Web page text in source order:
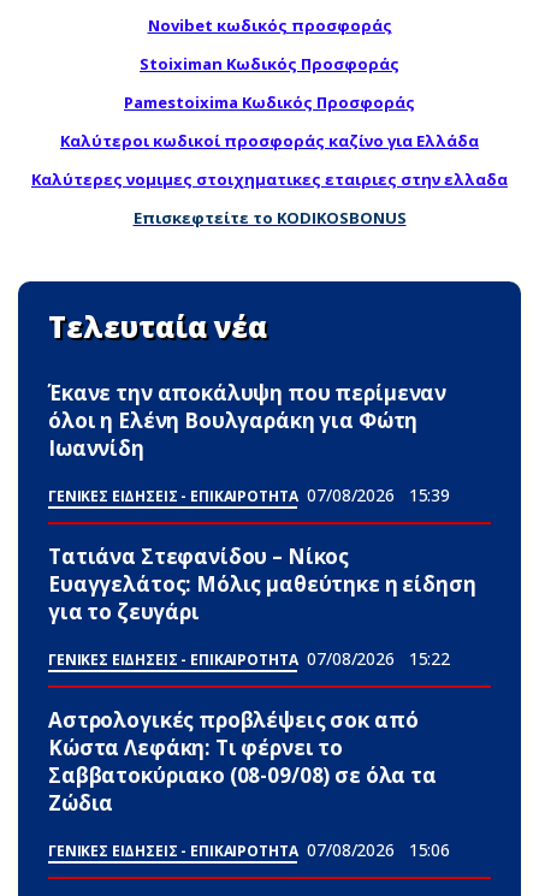
Novibet κωδικός προσφοράς
Stoiximan Κωδικός Προσφοράς
Pamestoixima Κωδικός Προσφοράς
Καλύτεροι κωδικοί προσφοράς καζίνο για Ελλάδα
Καλύτερες νομιμες στοιχηματικες εταιριες στην ελλαδα
Επισκεφτείτε το KODIKOSBONUS
Τελευταία νέα
Έκανε την αποκάλυψη που περίμεναν
όλοι η Ελένη Βουλγαράκη για Φώτη
Ιωαννίδη
ΓΕΝΙΚΕΣ ΕΙΔΗΣΕΙΣ - ΕΠΙΚΑΙΡΟΤΗΤΑ 07/08/2026 15:39
Τατιάνα Στεφανίδου – Νίκος
Ευαγγελάτος: Μόλις μαθεύτηκε η είδηση
για το ζευγάρι
ΓΕΝΙΚΕΣ ΕΙΔΗΣΕΙΣ - ΕΠΙΚΑΙΡΟΤΗΤΑ 07/08/2026 15:22
Αστρολογικές προβλέψεις σoκ από
Κώστα Λεφάκη: Τι φέρνει το
Σαββατοκύριακο (08-09/08) σε όλα τα
Zώδια
ΓΕΝΙΚΕΣ ΕΙΔΗΣΕΙΣ - ΕΠΙΚΑΙΡΟΤΗΤΑ 07/08/2026 15:06